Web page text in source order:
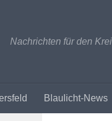
Nachrichten für den
Blaulicht-News